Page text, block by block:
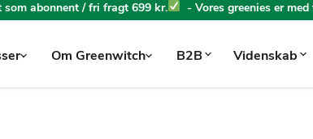
abonnent / fri fragt 699 kr. - Vores greenies er
Om Greenwitch B2B Videnskab